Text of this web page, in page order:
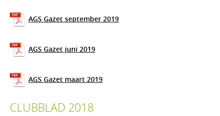
AGS Gazet september 2019
AGS Gazet juni 2019
AGS Gazet maart 2019
CLUBBLAD 2018